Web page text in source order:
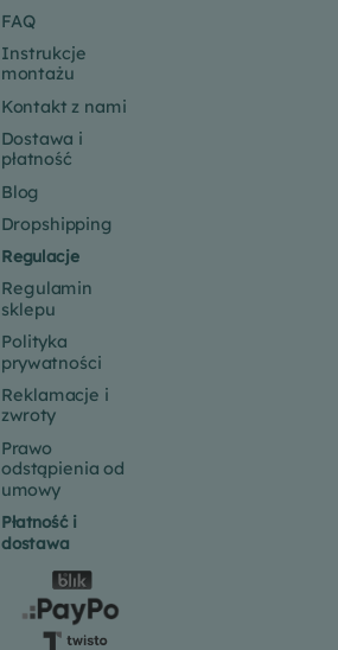
FAQ
Instrukcje
montażu
Kontakt z nami
Dostawa i
płatność
Blog
Dropshipping
Regulacje
Regulamin
sklepu
Polityka
prywatności
Reklamacje i
zwroty
Prawo
odstąpienia od
umowy
Płatność i
dostawa